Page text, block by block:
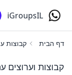
iGroupsIL
דף הבית קבוצות
קבוצות וערוצים